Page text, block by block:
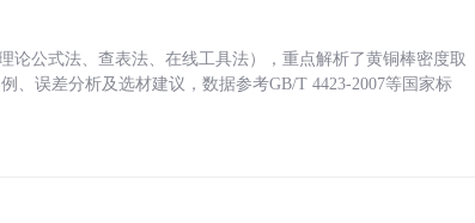
公式法、查表法、在线工具法），重点解析了黄铜棒密度取
、误差分析及选材建议，数据参考GB/T 4423-2007等国家标